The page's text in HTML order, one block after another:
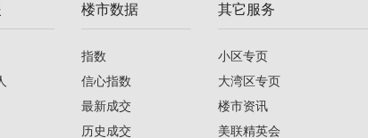
楼市数据
指数
信心指数
最新成交
历史成交
其它服务
小区专页
大湾区专页
楼市资讯
美联精英会